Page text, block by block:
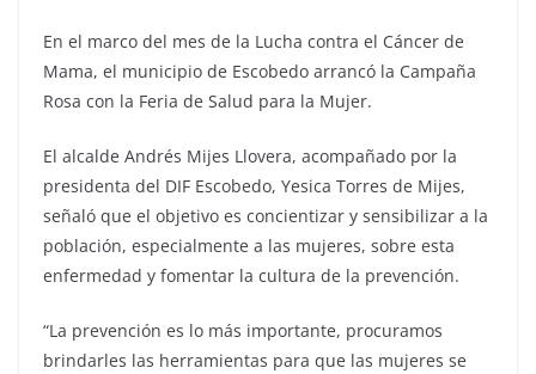
En el marco del mes de la Lucha contra el Cáncer de
Mama, el municipio de Escobedo arrancó la Campaña
Rosa con la Feria de Salud para la Mujer.
El alcalde Andrés Mijes Llovera, acompañado por la
presidenta del DIF Escobedo, Yesica Torres de Mijes,
señaló que el objetivo es concientizar y sensibilizar a la
población, especialmente a las mujeres, sobre esta
enfermedad y fomentar la cultura de la prevención.
“La prevención es lo más importante, procuramos
brindarles las herramientas para que las mujeres se